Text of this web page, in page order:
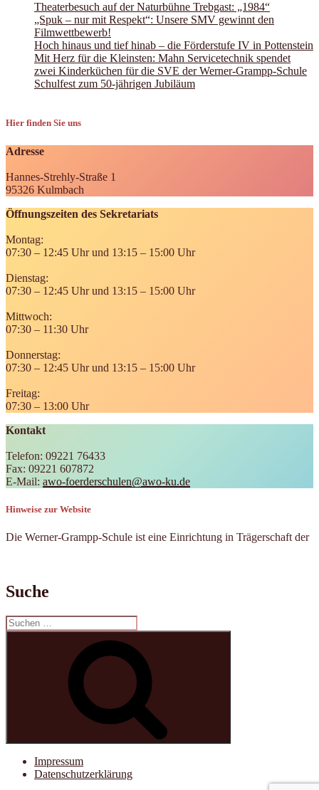
Theaterbesuch auf der Naturbühne Trebgast: „1984“
„Spuk – nur mit Respekt“: Unsere SMV gewinnt den
Filmwettbewerb!
Hoch hinaus und tief hinab – die Förderstufe IV in Pottenstein
Mit Herz für die Kleinsten: Mahn Servicetechnik spendet
zwei Kinderküchen für die SVE der Werner-Grampp-Schule
Schulfest zum 50-jährigen Jubiläum
Hier finden Sie uns
Adresse
Hannes-Strehly-Straße 1
95326 Kulmbach
Öffnungszeiten des Sekretariats
Montag:
07:30 – 12:45 Uhr und 13:15 – 15:00 Uhr
Dienstag:
07:30 – 12:45 Uhr und 13:15 – 15:00 Uhr
Mittwoch:
07:30 – 11:30 Uhr
Donnerstag:
07:30 – 12:45 Uhr und 13:15 – 15:00 Uhr
Freitag:
07:30 – 13:00 Uhr
Kontakt
Telefon: 09221 76433
Fax: 09221 607872
E-Mail: awo-foerderschulen@awo-ku.de
Hinweise zur Website
Die Werner-Grampp-Schule ist eine Einrichtung in Trägerschaft der
Suche
Suchen
nach:
Impressum
Datenschutzerklärung